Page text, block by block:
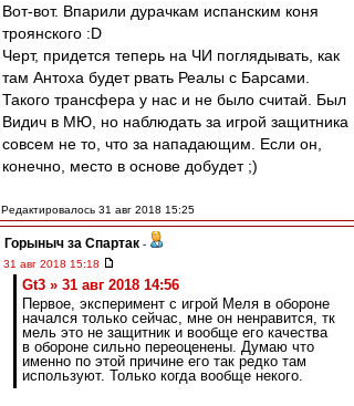
Вот-вот. Впарили дурачкам испанским коня
троянского :D
Черт, придется теперь на ЧИ поглядывать, как
там Антоха будет рвать Реалы с Барсами.
Такого трансфера у нас и не было считай. Был
Видич в МЮ, но наблюдать за игрой защитника
совсем не то, что за нападающим. Если он,
конечно, место в основе добудет ;)
Редактировалось 31 авг 2018 15:25
Горыныч за Спартак -
31 авг 2018 15:18
Gt3 » 31 авг 2018 14:56
Первое, эксперимент с игрой Меля в обороне
начался только сейчас, мне он ненравится, тк
мель это не защитник и вообще его качества
в обороне сильно переоценены. Думаю что
именно по этой причине его так редко там
используют. Только когда вообще некого.